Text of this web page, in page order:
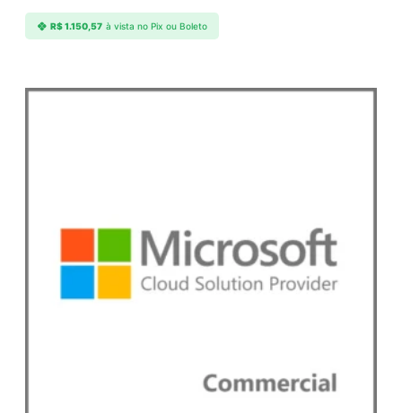
R$1.150,57 à vista no Pix ou Boleto